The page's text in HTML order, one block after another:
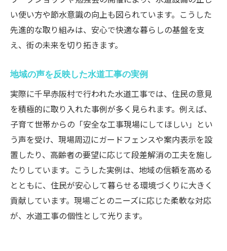
い使い方や節水意識の向上も図られています。こうした
先進的な取り組みは、安心で快適な暮らしの基盤を支
え、街の未来を切り拓きます。
地域の声を反映した水道工事の実例
実際に千早赤阪村で行われた水道工事では、住民の意見
を積極的に取り入れた事例が多く見られます。例えば、
子育て世帯からの「安全な工事現場にしてほしい」とい
う声を受け、現場周辺にガードフェンスや案内表示を設
置したり、高齢者の要望に応じて段差解消の工夫を施し
たりしています。こうした実例は、地域の信頼を高める
とともに、住民が安心して暮らせる環境づくりに大きく
貢献しています。現場ごとのニーズに応じた柔軟な対応
が、水道工事の個性として光ります。